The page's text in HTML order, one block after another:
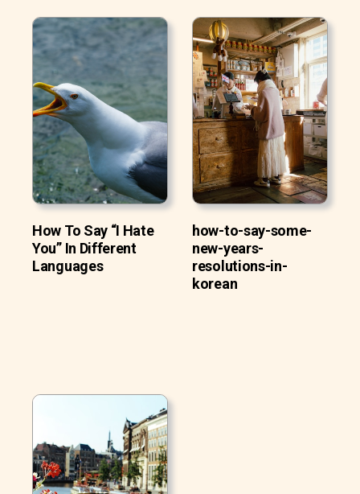
How To Say “I Hate
You” In Different
Languages
how-to-say-some-
new-years-
resolutions-in-
korean